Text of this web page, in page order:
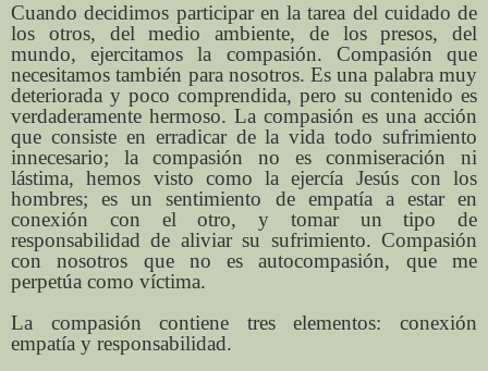
Cuando decidimos participar en la tarea del cuidado de
los otros, del medio ambiente, de los presos, del
mundo, ejercitamos la compasión. Compasión que
necesitamos también para nosotros. Es una palabra muy
deteriorada y poco comprendida, pero su contenido es
verdaderamente hermoso. La compasión es una acción
que consiste en erradicar de la vida todo sufrimiento
innecesario; la compasión no es conmiseración ni
lástima, hemos visto como la ejercía Jesús con los
hombres; es un sentimiento de empatía a estar en
conexión con el otro, y tomar un tipo de
responsabilidad de aliviar su sufrimiento. Compasión
con nosotros que no es autocompasión, que me
perpetúa como víctima.
La compasión contiene tres elementos: conexión
empatía y responsabilidad.